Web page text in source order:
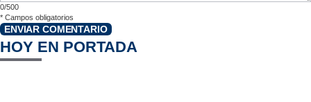
0/500
* Campos obligatorios
ENVIAR COMENTARIO
HOY EN PORTADA